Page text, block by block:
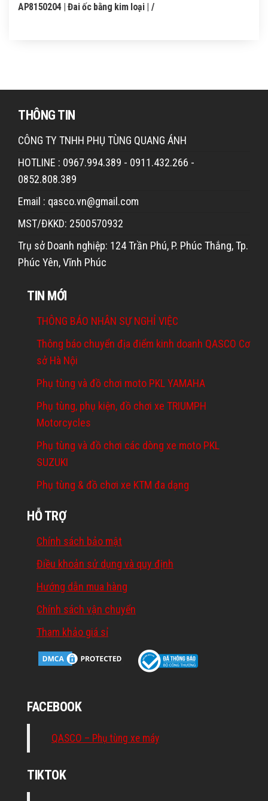
AP8150204 | Đai ốc bằng kim loại | /
THÔNG TIN
CÔNG TY TNHH PHỤ TÙNG QUANG ÁNH
HOTLINE : 0967.994.389 - 0911.432.266 -
0852.808.389
Email : qasco.vn@gmail.com
MST/ĐKKD: 2500570932
Trụ sở Doanh nghiệp: 124 Trần Phú, P. Phúc Thắng, Tp.
Phúc Yên, Vĩnh Phúc
TIN MỚI
THÔNG BÁO NHÂN SỰ NGHỈ VIỆC
Thông báo chuyển địa điểm kinh doanh QASCO Cơ
sở Hà Nội
Phụ tùng và đồ chơi moto PKL YAMAHA
Phụ tùng, phụ kiện, đồ chơi xe TRIUMPH
Motorcycles
Phụ tùng và đồ chơi các dòng xe moto PKL
SUZUKI
Phụ tùng & đồ chơi xe KTM đa dạng
HỖ TRỢ
Chính sách bảo mật
Điều khoản sử dụng và quy định
Hướng dẫn mua hàng
Chính sách vận chuyển
Tham khảo giá sỉ
FACEBOOK
QASCO – Phụ tùng xe máy
TIKTOK